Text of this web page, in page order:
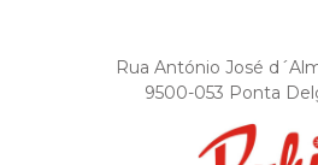
Rua António José
9500-053 Ponta